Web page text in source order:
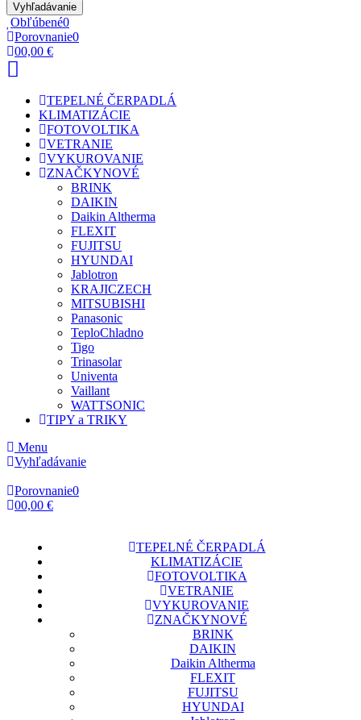
Vyhľadávanie
Obľúbené0
Porovnanie0
00,00 €
TEPELNÉ ČERPADLÁ
KLIMATIZÁCIE
FOTOVOLTIKA
VETRANIE
VYKUROVANIE
ZNAČKYNOVÉ
BRINK
DAIKIN
Daikin Altherma
FLEXIT
FUJITSU
HYUNDAI
Jablotron
KRAJICZECH
MITSUBISHI
Panasonic
TeploChladno
Tigo
Trinasolar
Univenta
Vaillant
WATTSONIC
TIPY a TRIKY
Menu
Vyhľadávanie
Porovnanie0
00,00 €
TEPELNÉ ČERPADLÁ
KLIMATIZÁCIE
FOTOVOLTIKA
VETRANIE
VYKUROVANIE
ZNAČKYNOVÉ
BRINK
DAIKIN
Daikin Altherma
FLEXIT
FUJITSU
HYUNDAI